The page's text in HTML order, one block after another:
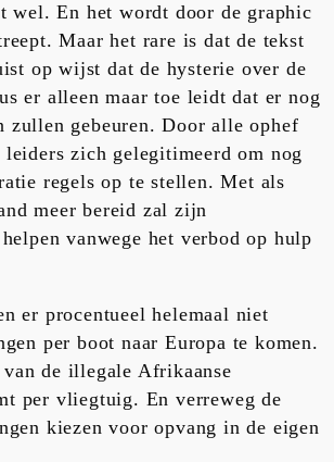
wel. En het wordt door de graphic
Maar het rare is dat de tekst
op wijst dat de hysterie over de
er alleen maar toe leidt dat er nog
zullen gebeuren. Door alle ophef
leiders zich gelegitimeerd om nog
regels op te stellen. Met als
meer bereid zal zijn
vanwege het verbod op hulp
er procentueel helemaal niet
per boot naar Europa te komen.
de illegale Afrikaanse
per vliegtuig. En verreweg de
kiezen voor opvang in de eigen